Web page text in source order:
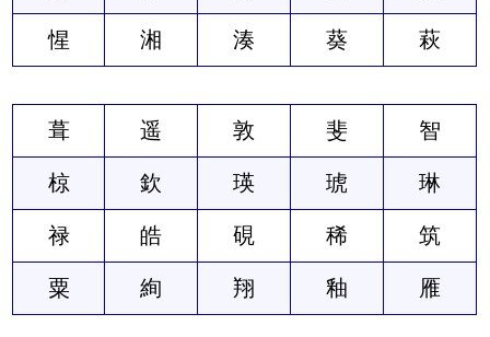
惺 湘 湊 葵 萩
葺 遥 敦 斐 智
椋 欽 瑛 琥 琳
禄 皓 硯 稀 筑
粟 絢 翔 釉 雁